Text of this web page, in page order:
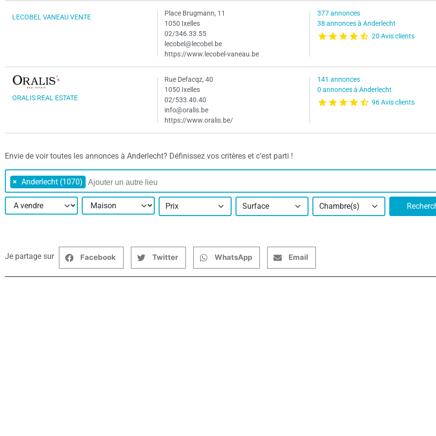
LECOBEL VANEAU VENTE
Place Brugmann, 11
1050 Ixelles
02/346.33.55
lecobel@lecobel.be
https://www.lecobel-vaneau.be
377 annonces
38 annonces à Anderlecht
20 Avis clients
ORALIS REAL ESTATE
Rue Defacqz, 40
1050 Ixelles
02/533.40.40
info@oralis.be
https://www.oralis.be/
141 annonces
0 annonces à Anderlecht
96 Avis clients
Envie de voir toutes les annonces à Anderlecht? Définissez vos critères et c’est parti !
× Anderlecht (1070)
Prix Surface Chambre(s)
Je partage sur Facebook Twitter WhatsApp Email